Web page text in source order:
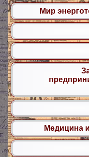
Мир
Медицина